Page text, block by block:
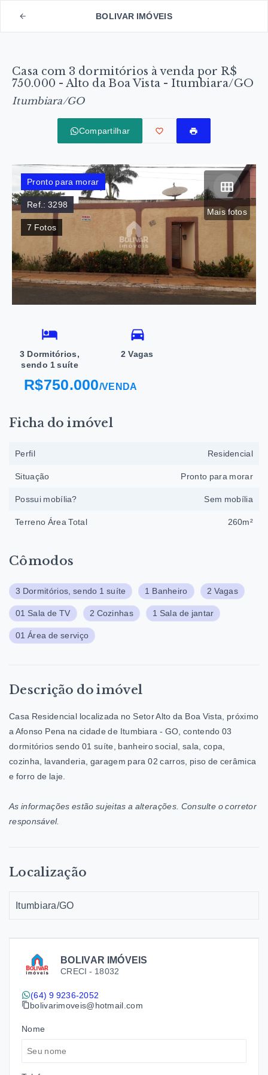
BOLIVAR IMÓVEIS
Casa com 3 dormitórios à venda por R$
750.000 - Alto da Boa Vista - Itumbiara/GO
Itumbiara/GO
Compartilhar
Mais fotos
Pronto para morar
Ref.:3298
7 Fotos
3 Dormitórios,
sendo 1 suíte
2 Vagas
R$750.000/VENDA
BOLIVAR IMÓVEIS
CRECI - 18032
(64) 9 9236-2052
bolivarimoveis@hotmail.com
Nome
Cômodos
3 Dormitórios, sendo 1 suíte 1 Banheiro 2 Vagas
01 Sala de TV 2 Cozinhas 1 Sala de jantar
01 Área de serviço
Descrição do imóvel
Casa Residencial localizada no Setor Alto da Boa Vista, próximo
a Afonso Pena na cidade de Itumbiara - GO, contendo 03
dormitórios sendo 01 suíte, banheiro social, sala, copa,
cozinha, lavanderia, garagem para 02 carros, piso de cerâmica
e forro de laje.
As informações estão sujeitas a alterações. Consulte o corretor
responsável.
Localização
Itumbiara/GO
Ficha do imóvel
Perfil Residencial
Situação Pronto para morar
Possui mobília? Sem mobília
Terreno Área Total 260m²